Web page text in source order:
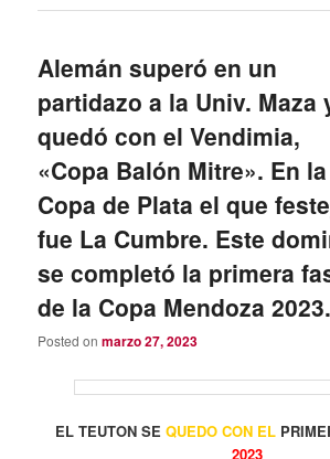
Alemán superó en un
partidazo a la Univ. Maza
quedó con el Vendimia,
«Copa Balón Mitre». En la
Copa de Plata el que
fue La Cumbre. Este
se completó la primera
de la Copa Mendoza 2023.
Posted onmarzo 27, 2023
EL TEUTON SE QUEDO CON EL
2023